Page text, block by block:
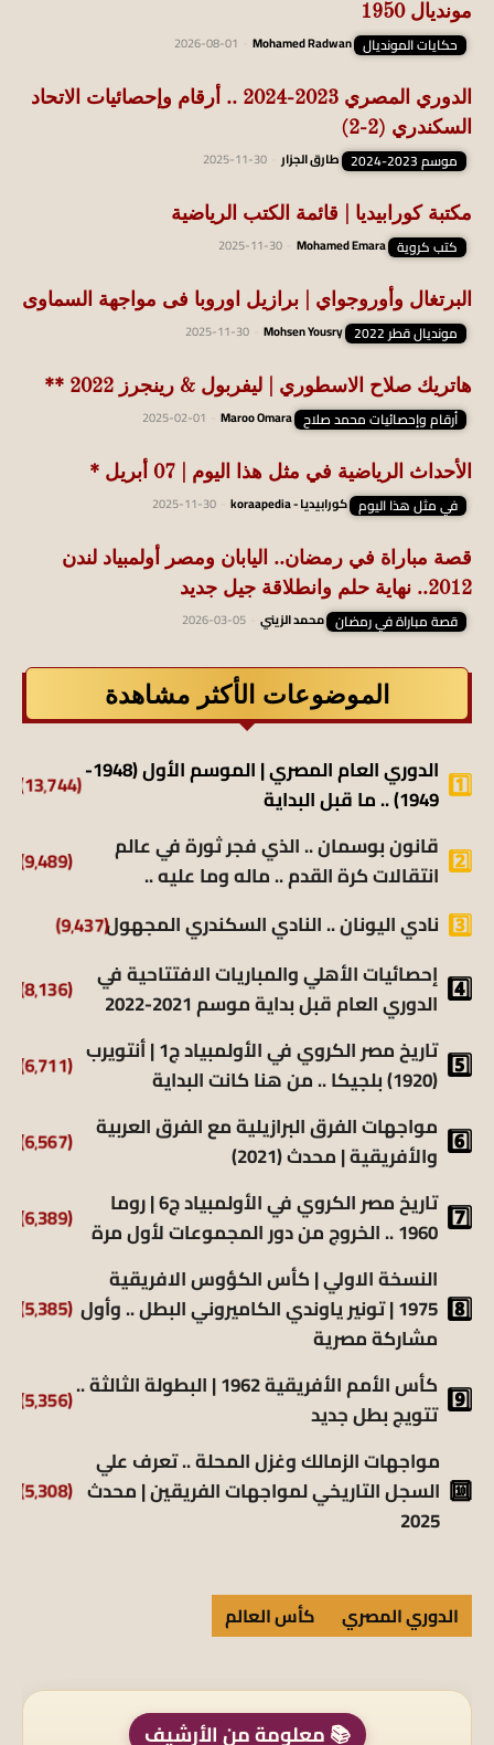
مونديال 1950
حكايات المونديال Mohamed Radwan
2026-08-01
الدوري المصري 2023-2024 .. أرقام وإحصائيات الاتحاد
السكندري (2-2)
موسم 2023-2024 طارق الجزار 2025-11-30
مكتبة كورابيديا | قائمة الكتب الرياضية
كتب كروية Mohamed Emara
2025-11-30
البرتغال وأوروجواي | برازيل اوروبا فى مواجهة السماوى
مونديال قطر 2022 Mohsen Yousry
2025-11-30
هاتريك صلاح الاسطوري | ليفربول & رينجرز 2022 **
أرقام وإحصائيات محمد صلاح Maroo Omara
2025-02-01
الأحداث الرياضية في مثل هذا اليوم | 07 أبريل *
في مثل هذا اليوم كورابيديا - koraapedia 2025-11-30
قصة مباراة في رمضان.. اليابان ومصر أولمبياد لندن
2012.. نهاية حلم وانطلاقة جيل جديد
قصة مباراة في رمضان محمد الزيني 2026-03-05
الموضوعات الأكثر مشاهدة
الدوري العام المصري | الموسم الأول (1948-
1949) .. ما قبل البداية
(13٬744)
قانون بوسمان .. الذي فجر ثورة في عالم
انتقالات كرة القدم .. ماله وما عليه ..
(9٬489)
نادي اليونان .. النادي السكندري المجهول(9٬437)
إحصائيات الأهلي والمباريات الافتتاحية في
الدوري العام قبل بداية موسم 2021-2022
(8٬136)
تاريخ مصر الكروي في الأولمبياد ج1 | أنتويرب
(1920) بلجيكا .. من هنا كانت البداية
(6٬711)
مواجهات الفرق البرازيلية مع الفرق العربية
والأفريقية | محدث (2021)
(6٬567)
تاريخ مصر الكروي في الأولمبياد ج6 | روما
1960 .. الخروج من دور المجموعات لأول مرة
(6٬389)
النسخة الاولي | كأس الكؤوس الافريقية
1975 | تونير ياوندي الكاميروني البطل .. وأول
مشاركة مصرية
(5٬385)
كأس الأمم الأفريقية 1962 | البطولة الثالثة ..
تتويج بطل جديد
(5٬356)
مواجهات الزمالك وغزل المحلة .. تعرف علي
السجل التاريخي لمواجهات الفريقين | محدث
2025
(5٬308)
الدوري المصري كأس العالم
📚 معلومة من الأرشيف